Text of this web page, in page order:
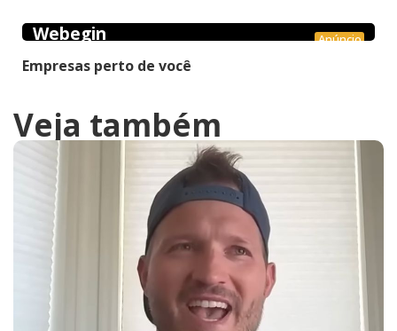
Anúncio
Webegin
Empresas perto de você
Veja também